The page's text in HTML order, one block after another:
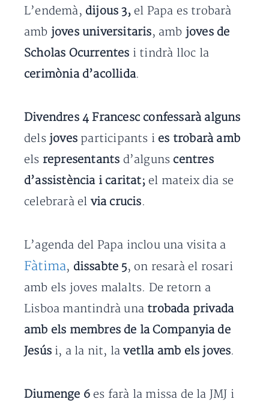
L’endemà, dijous 3,el Papa es trobarà
amb joves universitaris, amb joves de
Scholas Ocurrentes i tindrà lloc la
cerimònia d’acollida.
Divendres 4 Francesc confessarà alguns
dels joves participants i es trobarà amb
els representants d’alguns centres
d’assistència i caritat;el mateix dia se
celebrarà el via crucis.
L’agenda del Papa inclou una visita a
Fàtima, dissabte 5, on resarà el rosari
amb els joves malalts. De retorn a
Lisboa mantindrà una trobada privada
amb els membres de la Companyia de
Jesús i, a la nit, lavetlla amb els joves.
Diumenge 6 es farà la missa de la JMJ i